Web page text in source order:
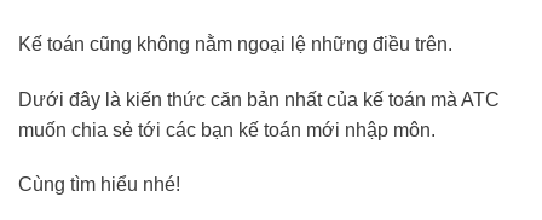
Kế toán cũng không nằm ngoại lệ những điều trên.
Dưới đây là kiến thức căn bản nhất của kế toán mà ATC
muốn chia sẻ tới các bạn kế toán mới nhập môn.
Cùng tìm hiểu nhé!